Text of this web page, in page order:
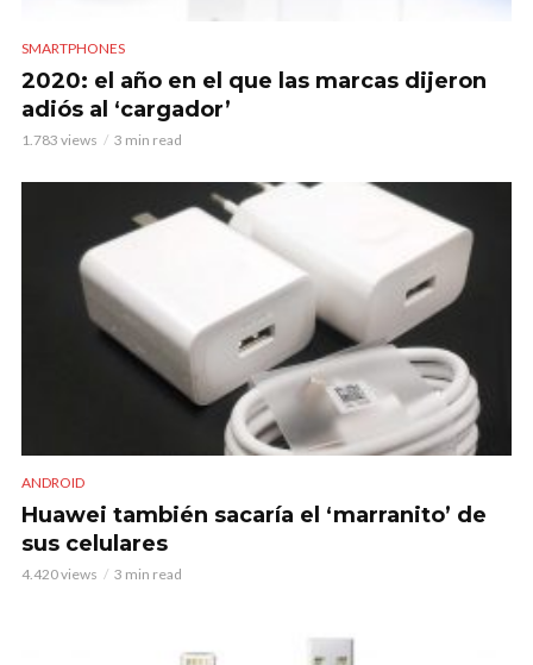
SMARTPHONES
2020: el año en el que las marcas dijeron
adiós al ‘cargador’
1.783 views 3 min read
ANDROID
Huawei también sacaría el ‘marranito’ de
sus celulares
4.420 views 3 min read